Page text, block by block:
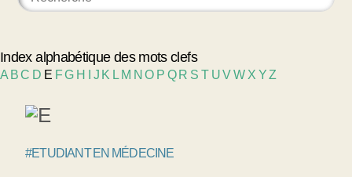
Index alphabétique des mots clefs
A BC D E FG H J K L M NO P Q R S T UVW X YZ
#ETUDIANT EN MÉDECINE